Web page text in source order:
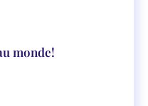
monde!